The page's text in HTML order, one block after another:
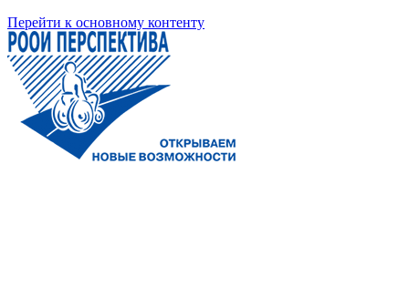
Перейти к основному контенту